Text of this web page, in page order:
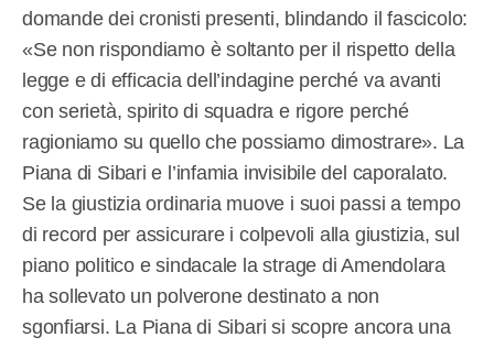
domande dei cronisti presenti, blindando il fascicolo:
«Se non rispondiamo è soltanto per il rispetto della
legge e di efficacia dell’indagine perché va avanti
con serietà, spirito di squadra e rigore perché
ragioniamo su quello che possiamo dimostrare». La
Piana di Sibari e l’infamia invisibile del caporalato.
Se la giustizia ordinaria muove i suoi passi a tempo
di record per assicurare i colpevoli alla giustizia, sul
piano politico e sindacale la strage di Amendolara
ha sollevato un polverone destinato a non
sgonfiarsi. La Piana di Sibari si scopre ancora una